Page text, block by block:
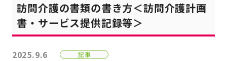
訪問介護の書類の書き方＜訪問介護計画
書・サービス提供記録等＞
2025.9.6 記事